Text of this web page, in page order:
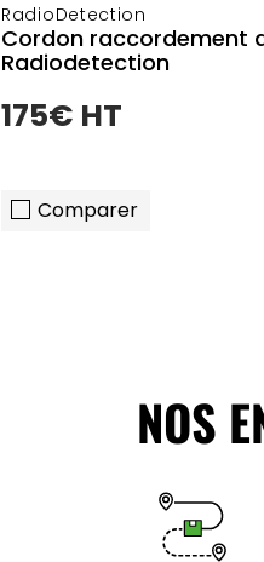
RadioDetection
Cordon raccordement
Radiodetection
175€ HT
Comparer
NOS